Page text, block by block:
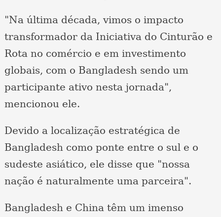
"Na última década, vimos o impacto
transformador da Iniciativa do Cinturão e
Rota no comércio e em investimento
globais, com o Bangladesh sendo um
participante ativo nesta jornada",
mencionou ele.
Devido a localização estratégica de
Bangladesh como ponte entre o sul e o
sudeste asiático, ele disse que "nossa
nação é naturalmente uma parceira".
Bangladesh e China têm um imenso